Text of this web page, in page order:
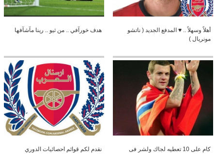
أهلاً وسهلاً .. ♥ المدفع الجديد ( ناتشو
مونريال )
هدف خورآفي .. من ثيو .. رينا مآشآفها
كام على 10 تعطيه لجاك ولشر فى
نقدم لكم قوائم احصائيات الدوري